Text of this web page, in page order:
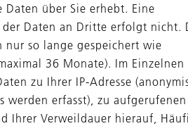
2022
Leiter Investor Relations
Daten über Sie erhebt. Eine
Daten an Dritte erfolgt nicht.
nur so lange gespeichert wie
36 Monate). Im Einzelnen
zu Ihrer IP-Adresse
werden erfasst), zu aufgerufenen
Ihrer Verweildauer hierauf,